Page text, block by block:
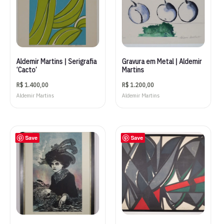
Aldemir Martins | Serigrafia
‘Cacto’
R$1.400,00
Aldemir Martins
Gravura em Metal | Aldemir
Martins
R$1.200,00
Aldemir Martins
Save Save